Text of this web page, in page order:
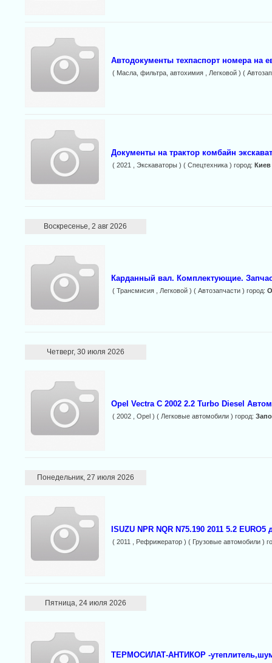
Автодокументы техпаспорт номера на
( Масла, фильтра, автохимия , Легковой ) (
Документы на трактор комбайн
( 2021 , Экскаваторы ) ( Спецтехника ) город: Киев
Воскресенье, 2 авг 2026
Карданный вал. Комплектующие.
( Трансмисия , Легковой ) ( Автозапчасти ) город:
Четверг, 30 июля 2026
Opel Vectra C 2002 2.2 Turbo Diesel
( 2002 , Opel ) ( Легковые автомобили ) город:
Понедельник, 27 июля 2026
ISUZU NPR NQR N75.190 2011 5.2
( 2011 , Рефрижератор ) ( Грузовые автомобили )
Пятница, 24 июля 2026
ТЕРМОСИЛАТ-АНТИКОР -